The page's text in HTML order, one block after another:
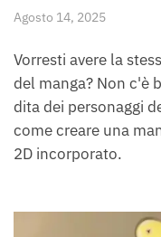
Agosto 14, 2025
Vorresti avere la
del manga? Non c'è
dita dei personaggi
come creare una
2D incorporato.